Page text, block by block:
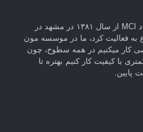
آموزشگاه زبان انگلیسی مهر سجاد MCI از سال ۱۳۸۱ در مشهد در
به فعالیت کرد، ما در موسسه مون
کار میکنیم در همه سطوح، چون
با کیفیت کار کنیم بهتره تا
پایین.